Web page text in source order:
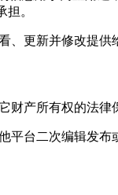
。
、更新并修改提
财产所有权的法律
平台二次编辑发布